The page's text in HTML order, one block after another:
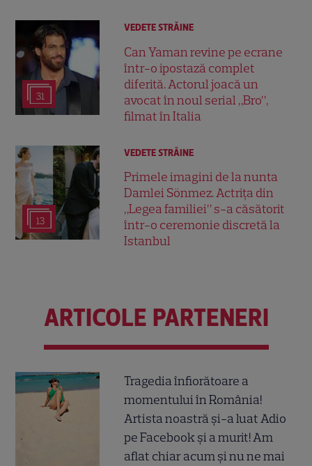
31
VEDETE STRĂINE
Can Yaman revine pe ecrane
într-o ipostază complet
diferită. Actorul joacă un
avocat în noul serial „Bro”,
filmat în Italia
13
VEDETE STRĂINE
Primele imagini de la nunta
Damlei Sönmez. Actrița din
„Legea familiei” s-a căsătorit
într-o ceremonie discretă la
Istanbul
ARTICOLE PARTENERI
Tragedia înfiorătoare a
momentului în România!
Artista noastră și-a luat Adio
pe Facebook și a murit! Am
aflat chiar acum și nu ne mai